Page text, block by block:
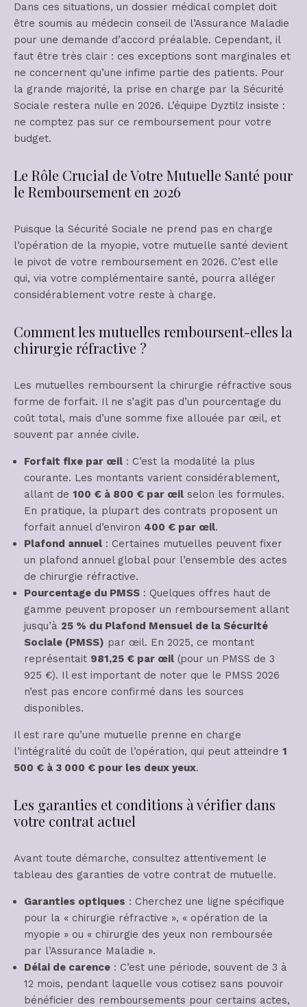
Dans ces situations, un dossier médical complet doit
être soumis au médecin conseil de l’Assurance Maladie
pour une demande d’accord préalable. Cependant, il
faut être très clair : ces exceptions sont marginales et
ne concernent qu’une infime partie des patients. Pour
la grande majorité, la prise en charge par la Sécurité
Sociale restera nulle en 2026. L’équipe Dyztilz insiste :
ne comptez pas sur ce remboursement pour votre
budget.
Le Rôle Crucial de Votre Mutuelle Santé pour
le Remboursement en 2026
Puisque la Sécurité Sociale ne prend pas en charge
l’opération de la myopie, votre mutuelle santé devient
le pivot de votre remboursement en 2026. C’est elle
qui, via votre complémentaire santé, pourra alléger
considérablement votre reste à charge.
Comment les mutuelles remboursent-elles la
chirurgie réfractive ?
Les mutuelles remboursent la chirurgie réfractive sous
forme de forfait. Il ne s’agit pas d’un pourcentage du
coût total, mais d’une somme fixe allouée par œil, et
souvent par année civile.
Forfait fixe par œil : C’est la modalité la plus
courante. Les montants varient considérablement,
allant de 100 € à 800 € par œil selon les formules.
En pratique, la plupart des contrats proposent un
forfait annuel d’environ 400 € par œil.
Plafond annuel : Certaines mutuelles peuvent fixer
un plafond annuel global pour l’ensemble des actes
de chirurgie réfractive.
Pourcentage du PMSS : Quelques offres haut de
gamme peuvent proposer un remboursement allant
jusqu’à 25 % du Plafond Mensuel de la Sécurité
Sociale (PMSS) par œil. En 2025, ce montant
représentait 981,25 € par œil (pour un PMSS de 3
925 €). Il est important de noter que le PMSS 2026
n’est pas encore confirmé dans les sources
disponibles.
Il est rare qu’une mutuelle prenne en charge
l’intégralité du coût de l’opération, qui peut atteindre 1
500 € à 3 000 € pour les deux yeux.
Les garanties et conditions à vérifier dans
votre contrat actuel
Avant toute démarche, consultez attentivement le
tableau des garanties de votre contrat de mutuelle.
Garanties optiques : Cherchez une ligne spécifique
pour la « chirurgie réfractive », « opération de la
myopie » ou « chirurgie des yeux non remboursée
par l’Assurance Maladie ».
Délai de carence : C’est une période, souvent de 3 à
12 mois, pendant laquelle vous cotisez sans pouvoir
bénéficier des remboursements pour certains actes,